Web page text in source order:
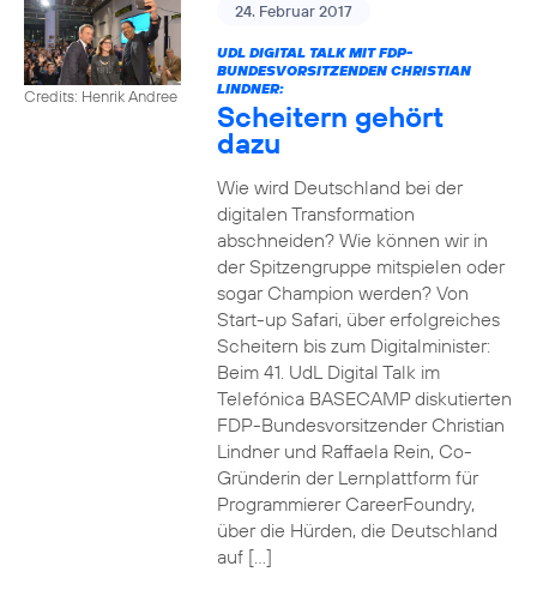
Credits: Henrik Andree
24. Februar 2017
UDL DIGITAL TALK MIT FDP-
BUNDESVORSITZENDEN CHRISTIAN
LINDNER:
Scheitern gehört
dazu
Wie wird Deutschland bei der
digitalen Transformation
abschneiden? Wie können wir in
der Spitzengruppe mitspielen oder
sogar Champion werden? Von
Start-up Safari, über erfolgreiches
Scheitern bis zum Digitalminister:
Beim 41. UdL Digital Talk im
Telefónica BASECAMP diskutierten
FDP-Bundesvorsitzender Christian
Lindner und Raffaela Rein, Co-
Gründerin der Lernplattform für
Programmierer CareerFoundry,
über die Hürden, die Deutschland
auf […]